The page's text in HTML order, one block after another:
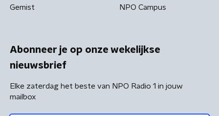
Gemist NPO Campus
Abonneer je op onze wekelijkse
nieuwsbrief
Elke zaterdag het beste van NPO Radio 1 in jouw
mailbox